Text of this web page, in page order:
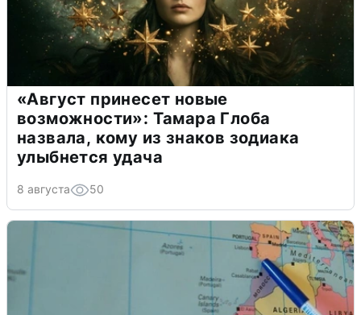
«Август принесет новые
возможности»: Тамара Глоба
назвала, кому из знаков зодиака
улыбнется удача
8 августа 50